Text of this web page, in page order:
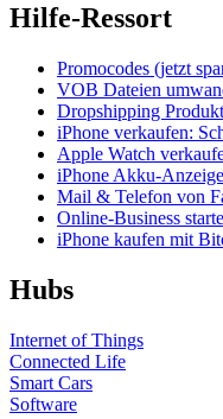
Hilfe-Ressort
Promocodes (jetzt
VOB Dateien
Dropshipping
iPhone verkaufen:
Apple Watch
iPhone Akku-
Mail & Telefon von
Online-Business
iPhone kaufen mit
Hubs
Internet of Things
Connected Life
Smart Cars
Software